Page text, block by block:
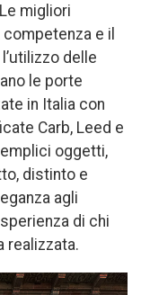
migliori
e il
delle
le porte
in Italia con
Carb, Leed e
oggetti,
distinto e
agli
di chi
realizzata.